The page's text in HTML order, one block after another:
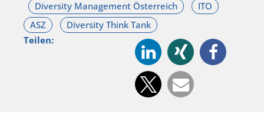
Teilen: